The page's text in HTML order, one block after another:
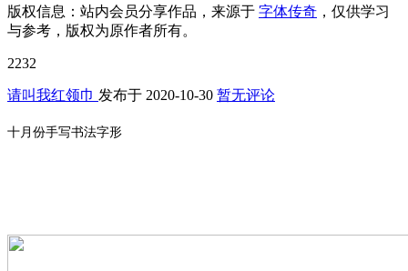
版权信息： 站内会员分享作品，来源于 字体传奇 ，仅供学习
与参考，版权为原作者所有。
2232
请叫我红领巾 发布于 2020-10-30 暂无评论
十月份手写书法字形